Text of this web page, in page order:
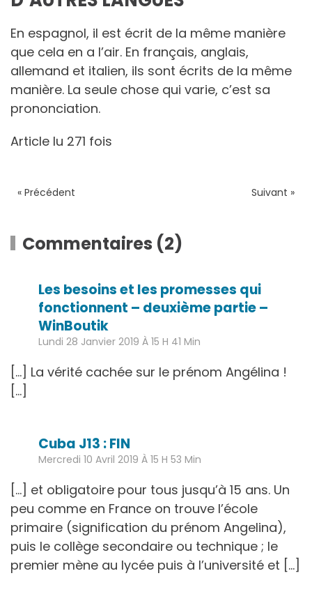
En espagnol, il est écrit de la même manière
que cela en a l’air. En français, anglais,
allemand et italien, ils sont écrits de la même
manière. La seule chose qui varie, c’est sa
prononciation.
Article lu 271 fois
« Précédent Suivant »
Commentaires (2)
Les besoins et les promesses qui
fonctionnent – deuxième partie –
WinBoutik
Lundi 28 Janvier 2019 À 15 H 41 Min
[…] La vérité cachée sur le prénom Angélina !
[…]
Cuba J13 : FIN
Mercredi 10 Avril 2019 À 15 H 53 Min
[…] et obligatoire pour tous jusqu’à 15 ans. Un
peu comme en France on trouve l’école
primaire (signification du prénom Angelina),
puis le collège secondaire ou technique ; le
premier mène au lycée puis à l’université et […]